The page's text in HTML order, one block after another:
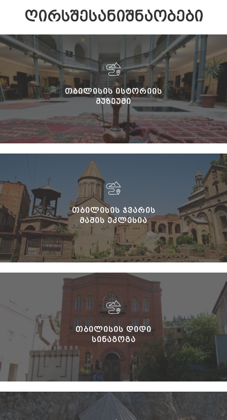
ᲦᲘᲠᲡᲨᲔᲡᲐᲜᲘᲨᲜᲐᲝᲑᲔᲑᲘ
ᲗᲑᲘᲚᲘᲡᲘᲡ ᲘᲡᲢᲝᲠᲘᲘᲡ
ᲛᲣᲖᲔᲣᲛᲘ
ᲗᲑᲘᲚᲘᲡᲘᲡ ᲯᲕᲐᲠᲘᲡ
ᲛᲐᲛᲘᲡ ᲔᲙᲚᲔᲡᲘᲐ
ᲗᲑᲘᲚᲘᲡᲘᲡ ᲓᲘᲓᲘ
ᲡᲘᲜᲐᲒᲝᲒᲐ